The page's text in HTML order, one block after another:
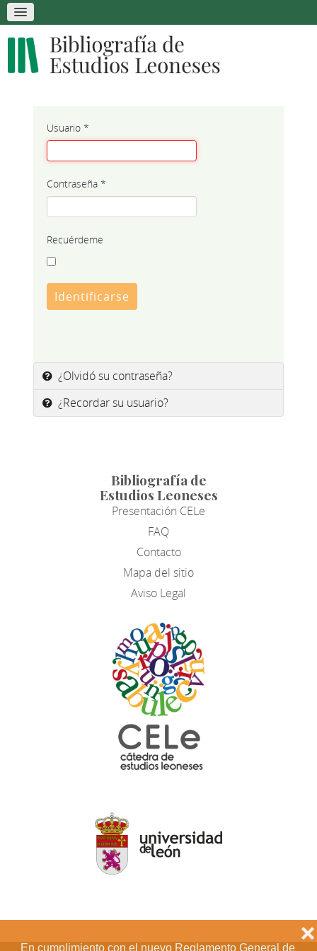
En cumplimiento con el nuevo Reglamento General de
❌
Usuario*
Contraseña*
Recuérdeme
Identificarse
¿Olvidó su contraseña?
¿Recordar su usuario?
Bibliografía de
Estudios Leoneses
Presentación CELe
FAQ
Contacto
Mapa del sitio
Aviso Legal